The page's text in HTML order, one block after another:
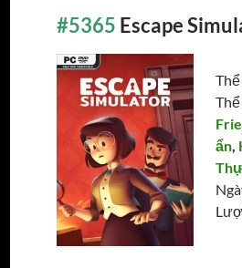
#5365 Escape
ẩn,